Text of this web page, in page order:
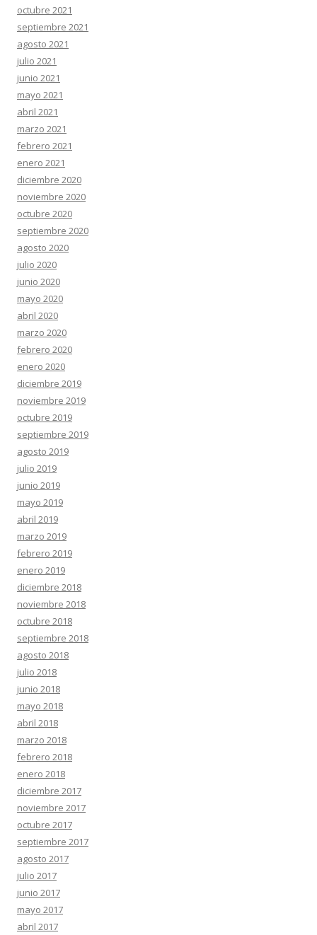
octubre 2021
septiembre 2021
agosto 2021
julio 2021
junio 2021
mayo 2021
abril 2021
marzo 2021
febrero 2021
enero 2021
diciembre 2020
noviembre 2020
octubre 2020
septiembre 2020
agosto 2020
julio 2020
junio 2020
mayo 2020
abril 2020
marzo 2020
febrero 2020
enero 2020
diciembre 2019
noviembre 2019
octubre 2019
septiembre 2019
agosto 2019
julio 2019
junio 2019
mayo 2019
abril 2019
marzo 2019
febrero 2019
enero 2019
diciembre 2018
noviembre 2018
octubre 2018
septiembre 2018
agosto 2018
julio 2018
junio 2018
mayo 2018
abril 2018
marzo 2018
febrero 2018
enero 2018
diciembre 2017
noviembre 2017
octubre 2017
septiembre 2017
agosto 2017
julio 2017
junio 2017
mayo 2017
abril 2017